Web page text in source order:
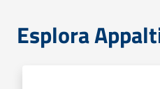
Esplora